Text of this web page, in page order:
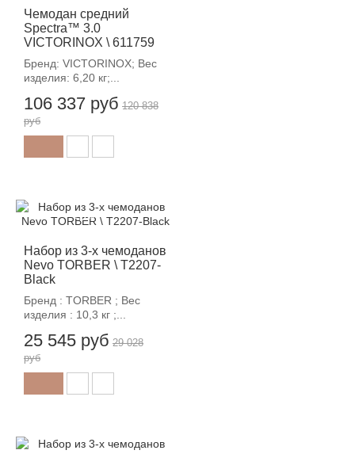
Чемодан средний
Spectra™ 3.0
VICTORINOX \ 611759
Бренд: VICTORINOX; Вес
изделия: 6,20 кг;...
106 337 руб 120 838
руб
Набор из 3-х чемоданов
Nevo TORBER \ T2207-
Black
Бренд : TORBER ; Вес
изделия : 10,3 кг ;...
25 545 руб
-12%
29 028
руб